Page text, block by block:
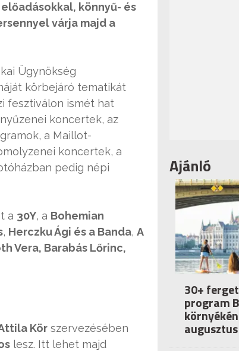
könnyű- és
várja majd a
Ügynökség
körbejáró tematikát
fesztiválon ismét hat
koncertek, az
a Maillot-
koncertek, a
pedig népi
a 30Y, a Bohemian
, Herczku Ági és a Banda, A
Vera, Barabás Lőrinc,
Kör szervezésében
lesz. Itt lehet majd
Ajánló
30+
program